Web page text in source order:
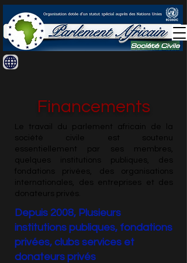
Financements
Le travail du parlement africain de la
société civile est soutenu
essentiellement par ses membres,
quelques institutions publiques, des
fondations privées, des organisations
internationales, des entreprises et des
donateurs privés.
Depuis 2008, Plusieurs
institutions publiques, fondations
privées, clubs services et
donateurs privés